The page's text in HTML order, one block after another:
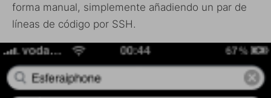
forma manual, simplemente añadiendo un par de
líneas de código por SSH.